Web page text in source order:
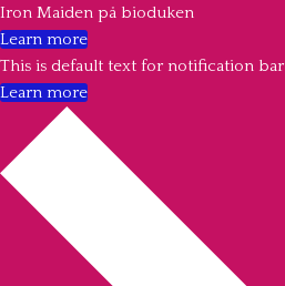
Iron Maiden på bioduken
Learn more
This is default text for notification bar
Learn more